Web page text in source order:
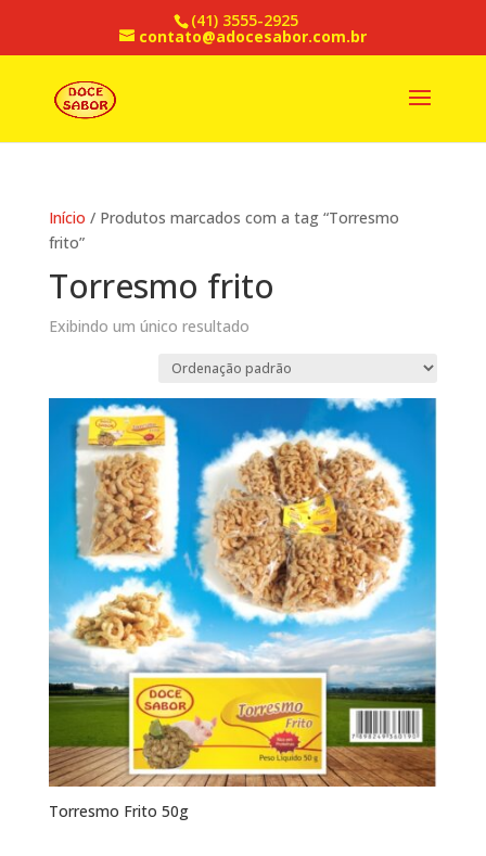
(41) 3555-2925
contato@adocesabor.com.br
Início / Produtos marcados com a tag “Torresmo
frito”
Torresmo frito
Exibindo um único resultado
Torresmo Frito 50g